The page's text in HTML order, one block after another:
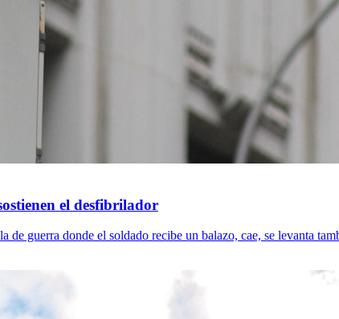
el desfibrilador
de guerra donde el soldado recibe un balazo, cae, se levanta